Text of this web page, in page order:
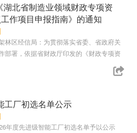
北省制造业领域财政专项资
作项目申报指南》的通知
林区经信局：为贯彻落实省委、省政府关
部署，依据省财政厅印发的《财政专项资
工厂初选名单公示
年度先进级智能工厂初选名单予以公示